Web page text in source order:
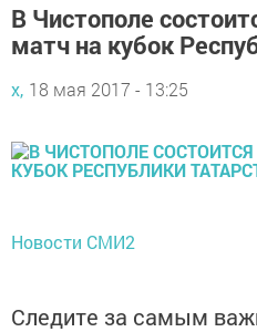
В Чистополе
матч на кубок
х, 18 мая 2017 - 13:25
Новости СМИ2
Следите за самым